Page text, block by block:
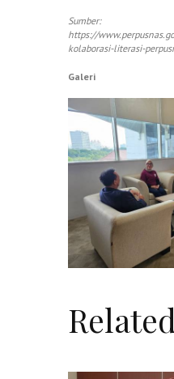
Sumber:
https://
kolaborasi-literasi-
Galeri